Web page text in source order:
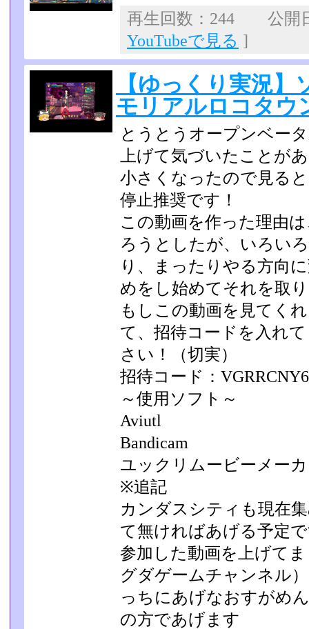
再生回数：244 公開
YouTubeで見る ]
【ゆっくり実況
モリアルロコタウ
とうとうオープンベー
上げて気づいたことが
小さくなったので見る
停止推奨です！
この動画を作った理由
ろうとしたが、いろい
り、まったりやる方向
めをし始めてそれを取
もしこの動画を見てく
て、招待コードを入れ
さい！（切実）
招待コード：
～使用ソフト～
Aviutl
Bandicam
ユックリムービーメー
※追記
カンダスシティも現在
て無ければあげる予定
参加した動画を上げて
グダゲームチャンネル
っちにあげなおすがめ
の方であげます